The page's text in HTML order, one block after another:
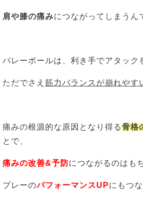
肩や膝の痛みにつながってしまうん
バレーボールは、利き手でアタック
ただでさえ 筋力バランスが崩れやす
痛みの根源的な原因となり得る骨格
とで、
痛みの改善&予防につながるのはも
プレーのパフォーマンスUPにもつ